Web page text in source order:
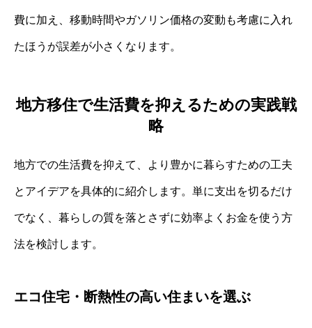
費に加え、移動時間やガソリン価格の変動も考慮に入れ
たほうが誤差が小さくなります。
地方移住で生活費を抑えるための実践戦
略
地方での生活費を抑えて、より豊かに暮らすための工夫
とアイデアを具体的に紹介します。単に支出を切るだけ
でなく、暮らしの質を落とさずに効率よくお金を使う方
法を検討します。
エコ住宅・断熱性の高い住まいを選ぶ